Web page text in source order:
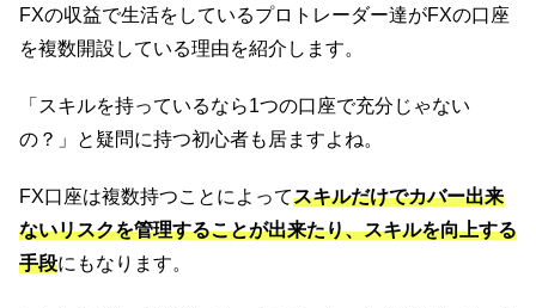
FXの収益で生活をしているプロトレーダー達がFXの口座
を複数開設している理由を紹介します。
「スキルを持っているなら1つの口座で充分じゃない
の？」と疑問に持つ初心者も居ますよね。
FX口座は複数持つことによってスキルだけでカバー出来
ないリスクを管理することが出来たり、スキルを向上する
手段にもなります。